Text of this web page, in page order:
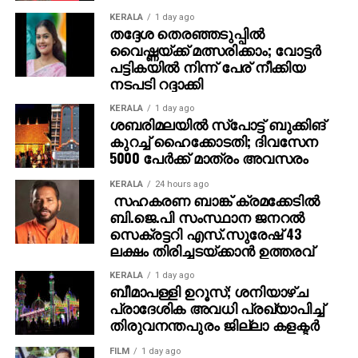
എക്സ്പ്രസ്: നവംബര്‍ 21-ന് ചെന്നൈയില്‍ നിന്ന്
പുറപ്പെടുന്ന ട്രെയിന്‍ കോട്ടയത്ത് യാത്ര
അവസാനിപ്പിക്കും.
ട്രെയിന്‍ നമ്പര്‍ 12696 തിരുവനന്തപുരം സെന്‍ട്രല്‍
എംജിആര്‍ ചെന്നൈ സെന്‍ട്രല്‍ സൂപ്പര്‍ഫാസ്റ്റ്
എക്സ്പ്രസ്: നവംബര്‍ 22-ന് തിരുവനന്തപുരം
സെന്‍ട്രലില്‍ നിന്ന് പുറപ്പെടേണ്ട ട്രെയിന്‍
തിരുവനന്തപുരം സെന്‍ട്രലിനും കോട്ടയത്തിനും
ഇടയില്‍ ഭാഗികമായി റദ്ദാക്കി. ഇത് കോട്ടയത്ത് നിന്ന്
അതിന്റെ സമയക്രമം അനുസരിച്ച് രാത്രി 8.05-ന്
ചെന്നൈയിലേക്ക് യാത്ര പുറപ്പെടും.
വഴിതിരിച്ചുവിട്ട ട്രെയിന്‍ സര്‍വീസുകള്‍:
നവംബര്‍ 22-ന് പുറപ്പെടേണ്ട 9 ട്രെയിനുകള്‍ ആലപ്പുഴ
വഴിയായിരിക്കും സര്‍വീസ് നടത്തുക. ഈ
സര്‍വീസുകള്‍ മാവേലിക്കര, ചെങ്ങന്നൂര്‍, തിരുവല്ല,
KERALA 1 day ago
തദ്ദേശ തെരഞ്ഞടുപ്പില്‍
വൈഷ്ണയ്ക്ക് മത്സരിക്കാം; വോട്ടര്‍
പട്ടികയില്‍ നിന്ന് പേര് നീക്കിയ
നടപടി റദ്ദാക്കി
KERALA 1 day ago
ശബരിമലയില്‍ സ്‌പോട്ട് ബുക്കിങ്
കുറച്ച് ഹൈക്കോടതി; ദിവസേന
5000 പേര്‍ക്ക് മാത്രം അവസരം
KERALA 24 hours ago
സഹകരണ ബാങ്ക് ക്രമക്കേടില്‍
ബി.ജെ.പി സംസ്ഥാന ജനറല്‍
സെക്രട്ടറി എസ്.സുരേഷ് 43
ലക്ഷം തിരിച്ചടയ്ക്കാന്‍ ഉത്തരവ്
KERALA 1 day ago
ബീമാപള്ളി ഉറൂസ്; ശനിയാഴ്ച
പ്രാദേശിക അവധി പ്രഖ്യാപിച്ച്
തിരുവനന്തപുരം ജില്ലാ കളക്ടര്‍
FILM 1 day ago